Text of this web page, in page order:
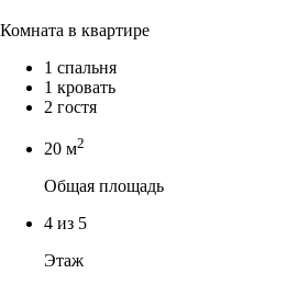
Комната в квартире
1 спальня
1 кровать
2 гостя
20 м2
Общая площадь
4 из 5
Этаж